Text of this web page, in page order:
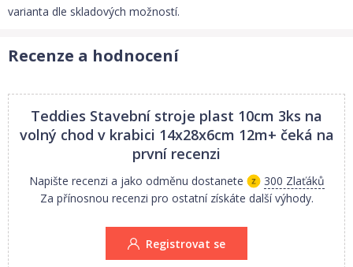
varianta dle skladových možností.
Recenze a hodnocení
Teddies Stavební stroje plast 10cm 3ks na
volný chod v krabici 14x28x6cm 12m+ čeká na
první recenzi
Napište recenzi a jako odměnu dostanete
300 Zlaťáků
Za přínosnou recenzi pro ostatní získáte další výhody.
Registrovat se